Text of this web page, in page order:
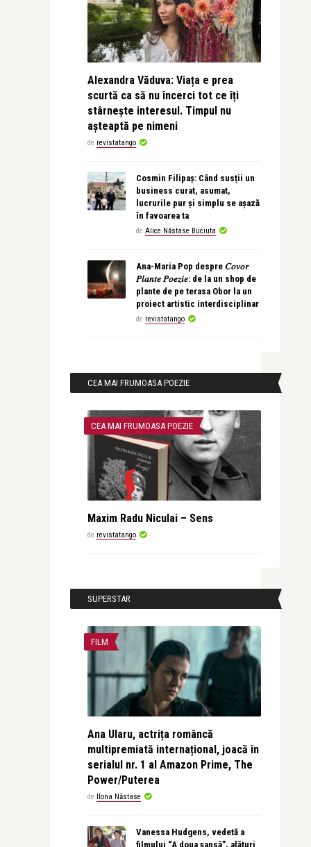
Alexandra Văduva: Viața e prea
scurtă ca să nu încerci tot ce îți
stârnește interesul. Timpul nu
așteaptă pe nimeni
de revistatango
Cosmin Filipaș: Când susții un
business curat, asumat,
lucrurile pur și simplu se așază
în favoarea ta
de Alice Năstase Buciuta
Ana-Maria Pop despre 𝐶𝑜𝑣𝑜𝑟
𝑃𝑙𝑎𝑛𝑡𝑒 𝑃𝑜𝑒𝑧𝑖𝑒: de la un shop de
plante de pe terasa Obor la un
proiect artistic interdisciplinar
de revistatango
CEA MAI FRUMOASA POEZIE
CEA MAI FRUMOASA POEZIE
Maxim Radu Niculai – Sens
de revistatango
SUPERSTAR
FILM
Ana Ularu, actrița româncă
multipremiată internațional, joacă în
serialul nr. 1 al Amazon Prime, The
Power/Puterea
de Ilona Năstase
Vanessa Hudgens, vedetă a
filmului “A doua șansă”, alături